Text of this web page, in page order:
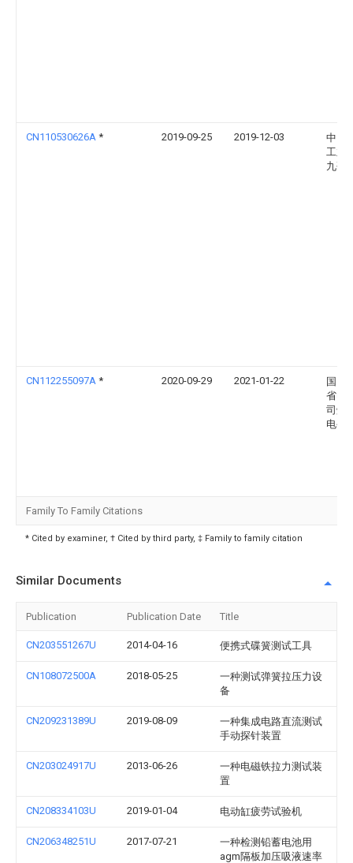
CN110530626A * 2019-09-25 2019-12-03
中国
工业
九研
CN112255097A * 2020-09-29 2021-01-22
国网
省电
司烟
电公
Family To Family Citations
* Cited by examiner, † Cited by third party, ‡ Family to family citation
Similar Documents
Publication Publication Date Title
CN203551267U 2014-04-16 便携式碟簧测试工具
CN108072500A 2018-05-25
一种测试弹簧拉压力设
备
CN209231389U 2019-08-09
一种集成电路直流测试
手动探针装置
CN203024917U 2013-06-26
一种电磁铁拉力测试装
置
CN208334103U 2019-01-04 电动缸疲劳试验机
CN206348251U 2017-07-21
一种检测铅蓄电池用
agm隔板加压吸液速率